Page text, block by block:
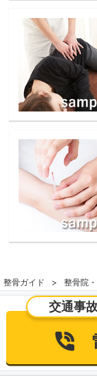
整骨ガイド 整骨院
交通事